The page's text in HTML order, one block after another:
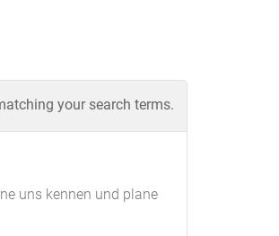
your search terms.
uns kennen und plane